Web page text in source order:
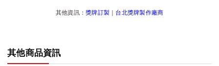
其他資訊： 獎牌訂製 台北獎牌製作廠商
其他商品資訊